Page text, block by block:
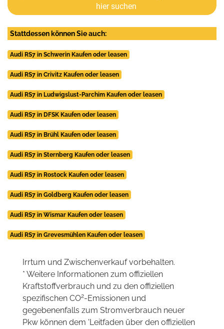
hier suchen
Stattdessen können Sie auch:
Audi RS7 in Schwerin Kaufen oder leasen
Audi RS7 in Crivitz Kaufen oder leasen
Audi RS7 in Ludwigslust-Parchim Kaufen oder leasen
Audi RS7 in DFSK Kaufen oder leasen
Audi RS7 in Brühl Kaufen oder leasen
Audi RS7 in Sternberg Kaufen oder leasen
Audi RS7 in Rostock Kaufen oder leasen
Audi RS7 in Goldberg Kaufen oder leasen
Audi RS7 in Wismar Kaufen oder leasen
Audi RS7 in Grevesmühlen Kaufen oder leasen
Irrtum und Zwischenverkauf vorbehalten.
* Weitere Informationen zum offiziellen
Kraftstoffverbrauch und zu den offiziellen
spezifischen CO2-Emissionen und
gegebenenfalls zum Stromverbrauch neuer
Pkw können dem 'Leitfaden über den offiziellen